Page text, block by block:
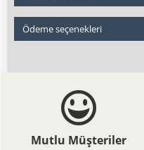
Ödeme seçenekleri
Mutlu Müşteriler